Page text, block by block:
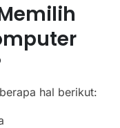
hal berikut: